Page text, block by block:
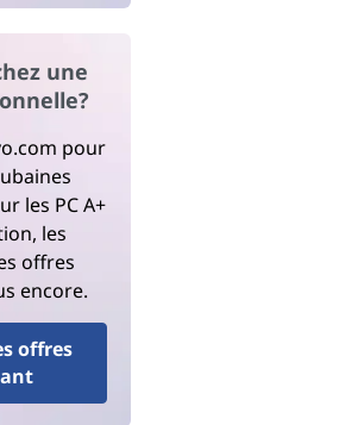
une
pour
les PC A+
les
offres
encore.
offres